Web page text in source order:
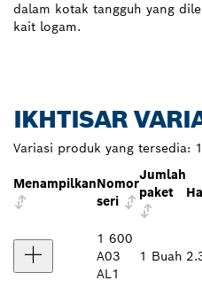
dalam kotak tangguh yang
kait logam.
IKHTISAR
Variasi produk yang tersedia: 1
MenampilkanNomor
seri
Jumlah
paket
1 600
A03
AL1
1 Buah